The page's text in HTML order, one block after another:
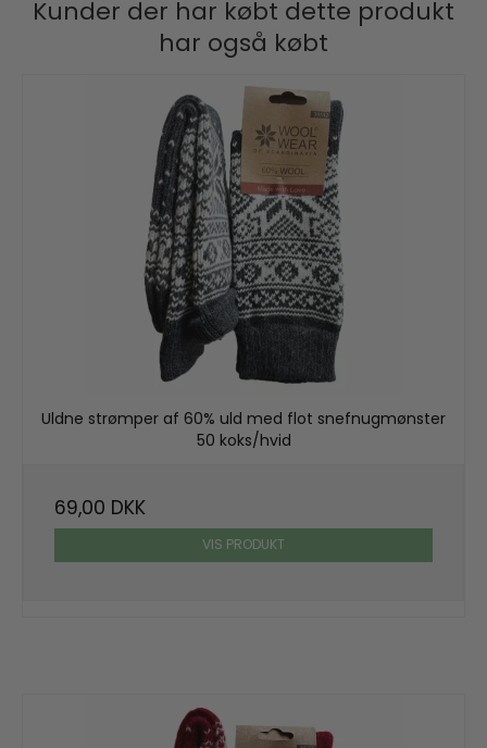
Kunder der har købt dette produkt
har også købt
Uldne strømper af 60% uld med flot snefnugmønster
50 koks/hvid
69,00 DKK
VIS PRODUKT